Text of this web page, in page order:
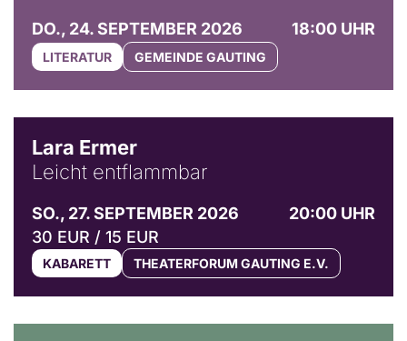
DO., 24. SEPTEMBER 2026 18:00 UHR
LITERATUR GEMEINDE GAUTING
Lara Ermer
Leicht entflammbar
SO., 27. SEPTEMBER 2026
20:00 UHR
30 EUR / 15 EUR
KABARETT THEATERFORUM GAUTING E.V.